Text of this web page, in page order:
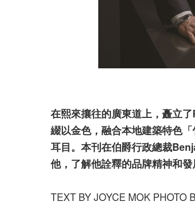
在熙來攘往的廣東道上，矗立
綴以金色，融合本地建築特色
耳目。本刊在伯爵行政總裁
他，了解他詮釋的品牌精神和發
TEXT BY JOYCE MOK PHOTO